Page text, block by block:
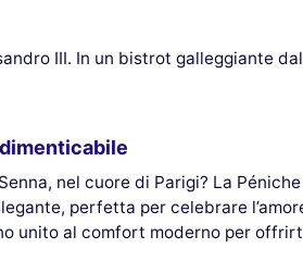
III. In un bistrot galleggiante
nel cuore di Parigi? La
perfetta per celebrare
unito al comfort moderno per offrirti